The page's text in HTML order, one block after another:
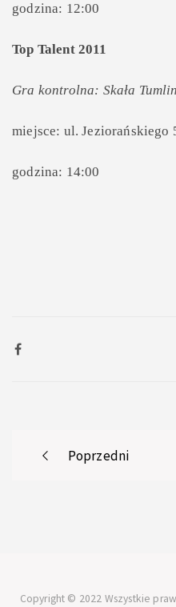
godzina: 12:00
Top Talent 2011
Gra kontrolna: Skała Tumlin
miejsce: ul. Jeziorańskiego
godzina: 14:00
PostPoprzedni
Copyright © 2022 Wszystkie